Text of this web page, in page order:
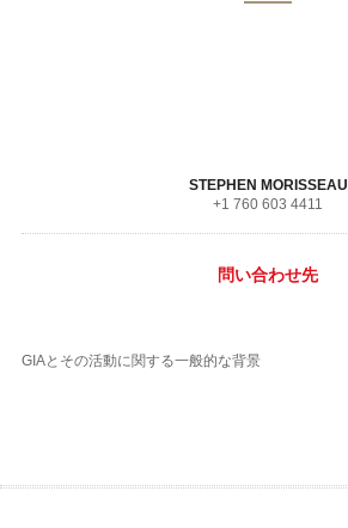
STEPHEN MORISSEAU
+1 760 603 4411
問い合わせ先
GIAとその活動に関する一般的な背景